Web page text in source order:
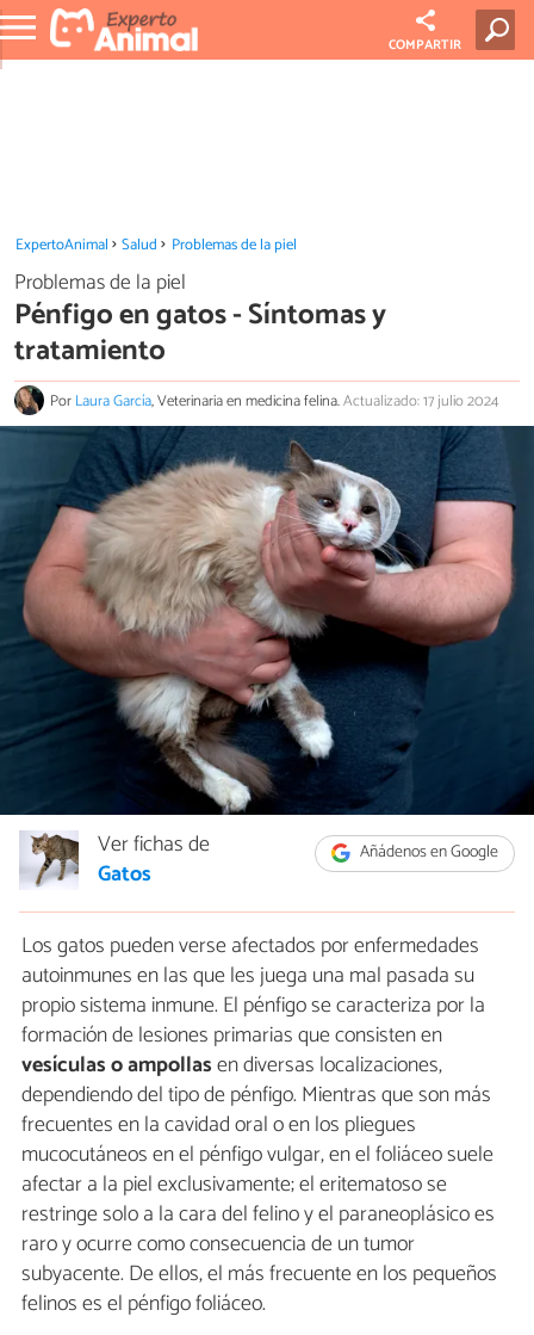
COMPARTIR
ExpertoAnimal Salud Problemas de la piel
Problemas de la piel
Pénfigo en gatos - Síntomas y
tratamiento
PorLaura García, Veterinaria en medicina felina.Actualizado: 17 julio 2024
Añádenos en Google
Ver fichas de
Gatos
Los gatos pueden verse afectados por enfermedades
autoinmunes en las que les juega una mal pasada su
propio sistema inmune. El pénfigo se caracteriza por la
formación de lesiones primarias que consisten en
vesículas o ampollasen diversas localizaciones,
dependiendo del tipo de pénfigo. Mientras que son más
frecuentes en la cavidad oral o en los pliegues
mucocutáneos en el pénfigo vulgar, en el foliáceo suele
afectar a la piel exclusivamente; el eritematoso se
restringe solo a la cara del felino y el paraneoplásico es
raro y ocurre como consecuencia de un tumor
subyacente. De ellos, el más frecuente en los pequeños
felinos es el pénfigo foliáceo.